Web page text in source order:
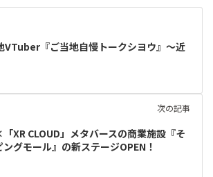
VTuber『ご当地自慢トークシヨウ』～近
次の記事
XR CLOUD」メタバースの商業施設『そ
グモール』の新ステージOPEN！